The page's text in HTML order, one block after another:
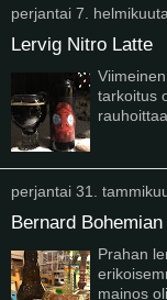
perjantai 7.
Lervig Nitro Latte
tarkoitus
perjantai 31.
Bernard Bohemian
Prahan
mainos